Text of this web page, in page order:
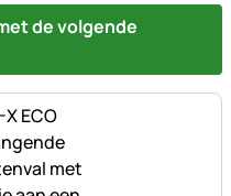
de volgende